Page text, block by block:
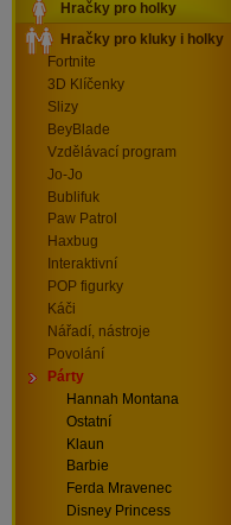
Hračky pro holky
Hračky pro kluky i holky
Fortnite
3D Klíčenky
Slizy
BeyBlade
Vzdělávací program
Jo-Jo
Bublifuk
Paw Patrol
Haxbug
Interaktivní
POP figurky
Káči
Nářadí, nástroje
Povolání
Párty
Hannah Montana
Ostatní
Klaun
Barbie
Ferda Mravenec
Disney Princess